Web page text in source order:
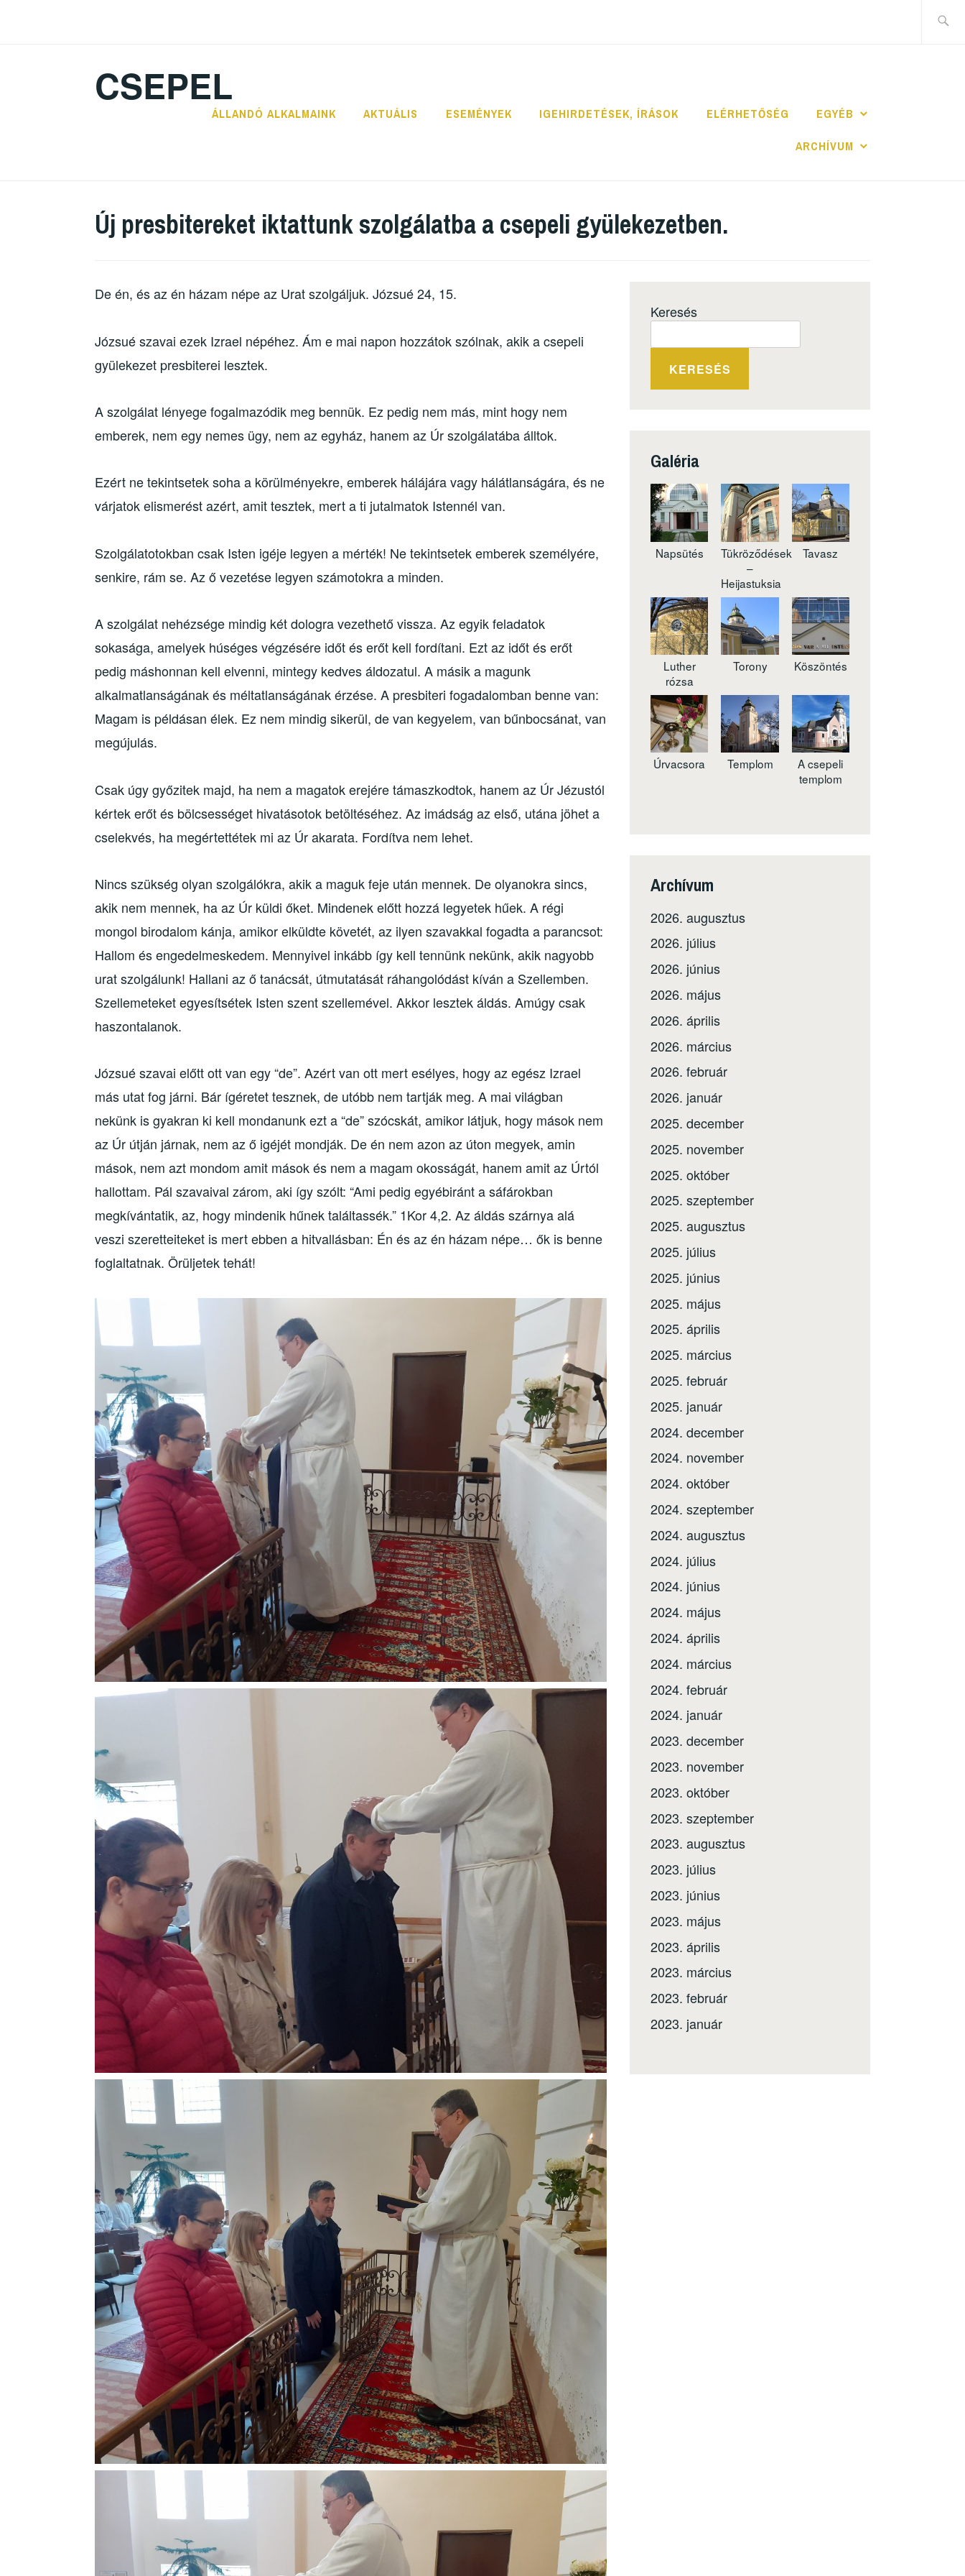
CSEPEL
ÁLLANDÓ ALKALMAINK AKTUÁLIS ESEMÉNYEK IGEHIRDETÉSEK, ÍRÁSOK ELÉRHETŐSÉG EGYÉB
ARCHÍVUM
Új presbitereket iktattunk szolgálatba a csepeli gyülekezetben.
De én, és az én házam népe az Urat szolgáljuk. Józsué 24, 15.
Józsué szavai ezek Izrael népéhez. Ám e mai napon hozzátok szólnak, akik a csepeli
gyülekezet presbiterei lesztek.
A szolgálat lényege fogalmazódik meg bennük. Ez pedig nem más, mint hogy nem
emberek, nem egy nemes ügy, nem az egyház, hanem az Úr szolgálatába álltok.
Ezért ne tekintsetek soha a körülményekre, emberek hálájára vagy hálátlanságára, és ne
várjatok elismerést azért, amit tesztek, mert a ti jutalmatok Istennél van.
Szolgálatotokban csak Isten igéje legyen a mérték! Ne tekintsetek emberek személyére,
senkire, rám se. Az ő vezetése legyen számotokra a minden.
A szolgálat nehézsége mindig két dologra vezethető vissza. Az egyik feladatok
sokasága, amelyek húséges végzésére időt és erőt kell fordítani. Ezt az időt és erőt
pedig máshonnan kell elvenni, mintegy kedves áldozatul. A másik a magunk
alkalmatlanságának és méltatlanságának érzése. A presbiteri fogadalomban benne van:
Magam is példásan élek. Ez nem mindig sikerül, de van kegyelem, van bűnbocsánat, van
megújulás.
Csak úgy győzitek majd, ha nem a magatok erejére támaszkodtok, hanem az Úr Jézustól
kértek erőt és bölcsességet hivatásotok betöltéséhez. Az imádság az első, utána jöhet a
cselekvés, ha megértettétek mi az Úr akarata. Fordítva nem lehet.
Nincs szükség olyan szolgálókra, akik a maguk feje után mennek. De olyanokra sincs,
akik nem mennek, ha az Úr küldi őket. Mindenek előtt hozzá legyetek hűek. A régi
mongol birodalom kánja, amikor elküldte követét, az ilyen szavakkal fogadta a parancsot:
Hallom és engedelmeskedem. Mennyivel inkább így kell tennünk nekünk, akik nagyobb
urat szolgálunk! Hallani az ő tanácsát, útmutatását ráhangolódást kíván a Szellemben.
Szellemeteket egyesítsétek Isten szent szellemével. Akkor lesztek áldás. Amúgy csak
haszontalanok.
Józsué szavai előtt ott van egy “de”. Azért van ott mert esélyes, hogy az egész Izrael
más utat fog járni. Bár ígéretet tesznek, de utóbb nem tartják meg. A mai világban
nekünk is gyakran ki kell mondanunk ezt a “de” szócskát, amikor látjuk, hogy mások nem
az Úr útján járnak, nem az ő igéjét mondják. De én nem azon az úton megyek, amin
mások, nem azt mondom amit mások és nem a magam okosságát, hanem amit az Úrtól
hallottam. Pál szavaival zárom, aki így szólt: “Ami pedig egyébiránt a sáfárokban
megkívántatik, az, hogy mindenik hűnek találtassék.” 1Kor 4,2. Az áldás szárnya alá
veszi szeretteiteket is mert ebben a hitvallásban: Én és az én házam népe… ők is benne
foglaltatnak. Örüljetek tehát!
Keresés
KERESÉS
Galéria
Napsütés
Tükröződések
–
Heijastuksia
Tavasz
Luther
rózsa
Torony Köszöntés
Úrvacsora Templom
A csepeli
templom
Archívum
2026. augusztus
2026. július
2026. június
2026. május
2026. április
2026. március
2026. február
2026. január
2025. december
2025. november
2025. október
2025. szeptember
2025. augusztus
2025. július
2025. június
2025. május
2025. április
2025. március
2025. február
2025. január
2024. december
2024. november
2024. október
2024. szeptember
2024. augusztus
2024. július
2024. június
2024. május
2024. április
2024. március
2024. február
2024. január
2023. december
2023. november
2023. október
2023. szeptember
2023. augusztus
2023. július
2023. június
2023. május
2023. április
2023. március
2023. február
2023. január